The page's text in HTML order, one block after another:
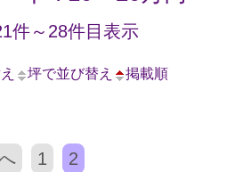
件～28件目表示
坪で並び替え 掲載順
1 2